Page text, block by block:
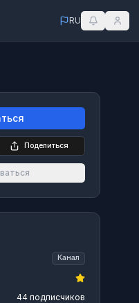
RU
Поделиться
Канал
44 подписчиков